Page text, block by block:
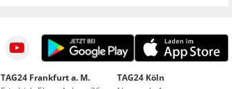
TAG24 Frankfurt a. M.
TAG24 Köln